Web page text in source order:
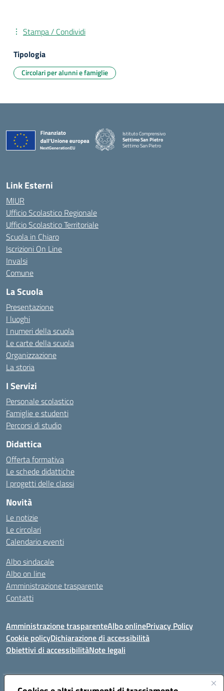
Stampa / Condividi
Tipologia
Circolari per alunni e famiglie
Istituto Comprensivo
Settimo San Pietro
Settimo San Pietro
Link Esterni
MIUR
Ufficio Scolastico Regionale
Ufficio Scolastico Territoriale
Scuola in Chiaro
Iscrizioni On Line
Invalsi
Comune
La Scuola
Presentazione
I luoghi
I numeri della scuola
Le carte della scuola
Organizzazione
La storia
I Servizi
Personale scolastico
Famiglie e studenti
Percorsi di studio
Didattica
Offerta formativa
Le schede didattiche
I progetti delle classi
Novità
Le notizie
Le circolari
Calendario eventi
Albo sindacale
Albo on line
Amministrazione trasparente
Contatti
Amministrazione trasparenteAlbo onlinePrivacy Policy
Cookie policyDichiarazione di accessibilità
Obiettivi di accessibilitàNote legali